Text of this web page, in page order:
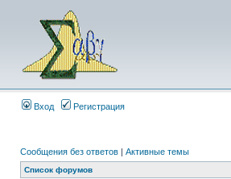
Вход Регистрация
Сообщения без ответов | Активные темы
Список форумов